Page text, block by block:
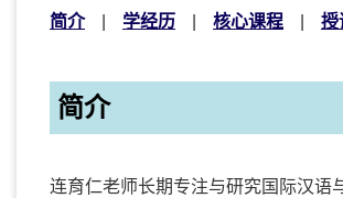
简介 学经历 核心课程 授
简介
连育仁老师长期专注与研究国际汉语